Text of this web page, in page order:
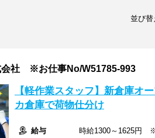
並び替
会社 ※お仕事No/W51785-993
【軽作業スタッフ】新倉庫オ
カ倉庫で荷物仕分け
給与
時給1300～1625円